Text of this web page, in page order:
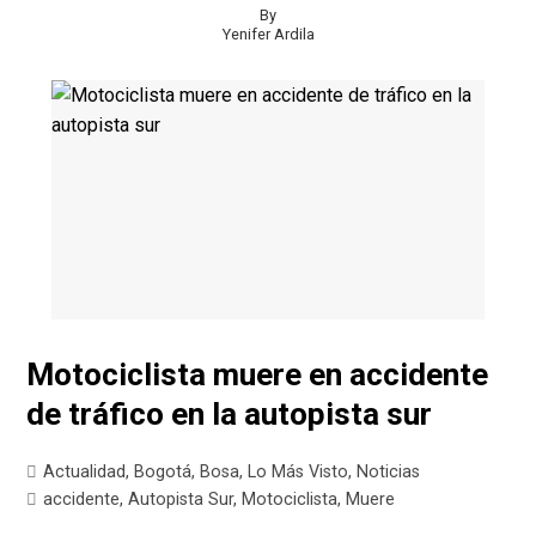
By
Yenifer Ardila
Motociclista muere en accidente
de tráfico en la autopista sur
Actualidad, Bogotá, Bosa, Lo Más Visto, Noticias
accidente,Autopista Sur, Motociclista, Muere